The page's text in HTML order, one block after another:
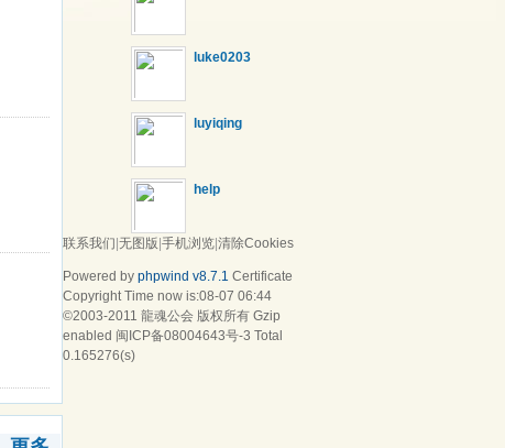
luke0203
luyiqing
help
联系我们|无图版|手机浏览|清除Cookies
Powered by phpwind v8.7.1 Certificate
Copyright Time now is:08-07 06:44
©2003-2011 龍魂公会 版权所有 Gzip
enabled 闽ICP备08004643号-3 Total
0.165276(s)